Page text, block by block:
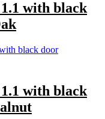
with black
with black